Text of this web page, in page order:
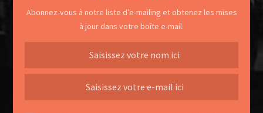
Abonnez-vous à notre liste d’e-mailing et obtenez les mises
à jour dans votre boîte e-mail.